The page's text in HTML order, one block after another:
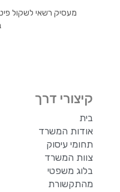
מעסיק רשאי לשקול
קיצורי דרך
בית
אודות המשרד
תחומי עיסוק
צוות המשרד
בלוג משפטי
מהתקשורת